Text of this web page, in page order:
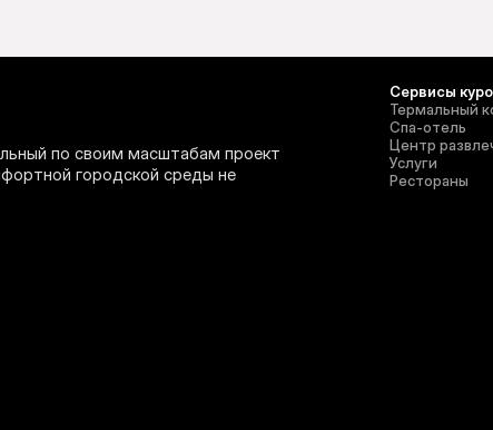
по своим масштабам проект
городской среды не
Сервисы
Термальный
Спа-отель
Центр
Услуги
Рестораны